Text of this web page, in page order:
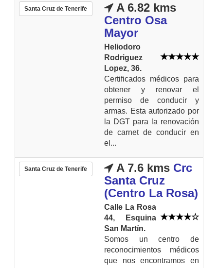
Santa Cruz de Tenerife
A 6.82 kms
Centro Osa
Mayor
Heliodoro
Rodriguez
Lopez, 36.
Certificados médicos para
obtener y renovar el
permiso de conducir y
armas. Esta autorizado por
la DGT para la renovación
de carnet de conducir en
el...
Santa Cruz de Tenerife A 7.6 kms Crc
Santa Cruz
(Centro La Rosa)
Calle La Rosa
44, Esquina
San Martín.
Somos un centro de
reconocimientos médicos
que nos encontramos en